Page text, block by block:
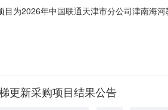
目为2026年中国联通天津市分公司津南海
能力的潜在应答人（以下简称应答人）以
更新采购项目结果公告